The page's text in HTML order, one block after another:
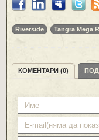
Riverside Tangra Mega
КОМЕНТАРИ (0)